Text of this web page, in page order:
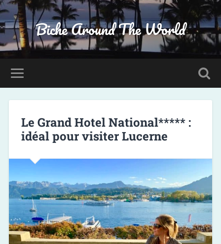
Biche Around The World
Le Grand Hotel National***** :
idéal pour visiter Lucerne